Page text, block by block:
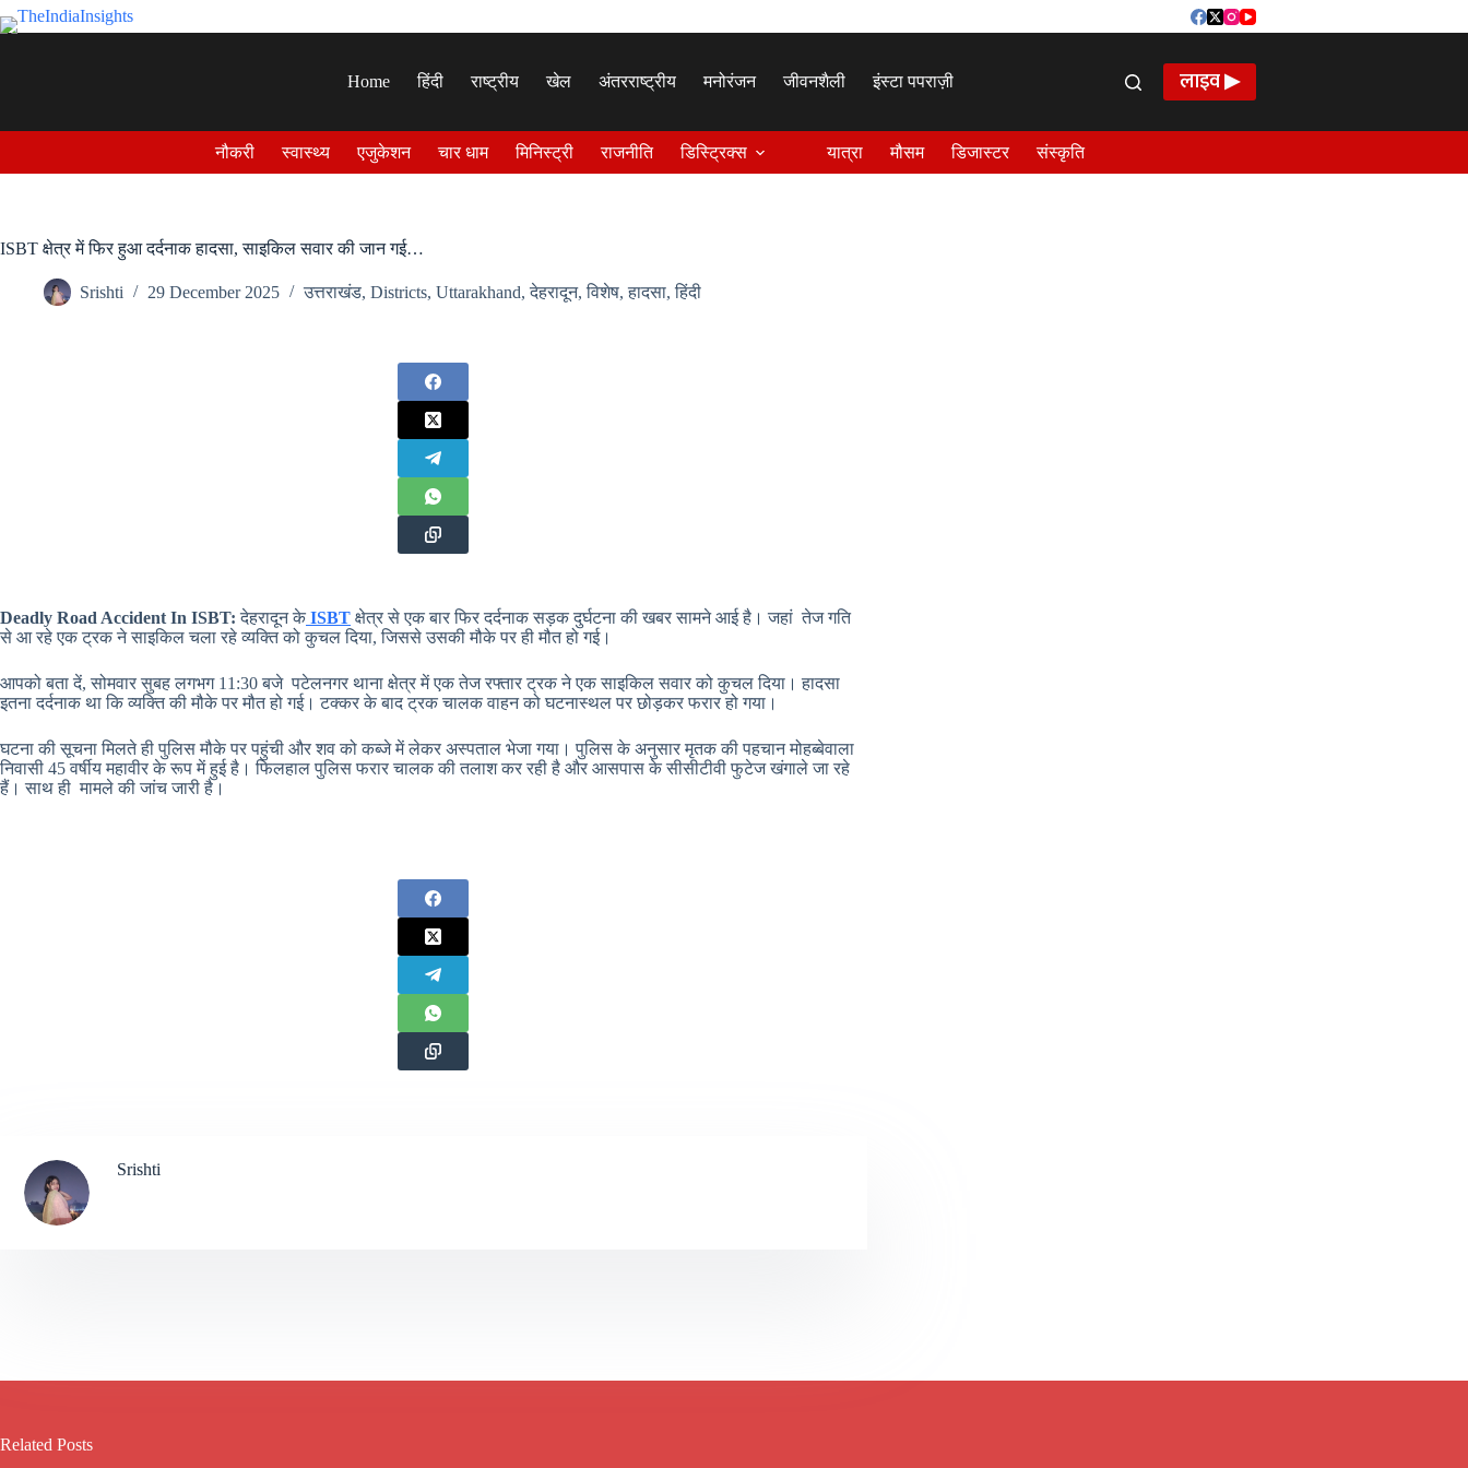
Skip
to
Home
हिंदी राष्ट्रीय खेल अंतरराष्ट्रीय मनोरंजन जीवनशैली इंस्टा पपराज़ी लाइव ▶
नौकरी स्वास्थ्य एजुकेशन चार धाम मिनिस्ट्री राजनीति डिस्ट्रिक्स यात्रा मौसम डिजास्टर संस्कृति
ISBT क्षेत्र में फिर हुआ दर्दनाक हादसा, साइकिल सवार की जान गई…
Srishti 29 December 2025 उत्तराखंड, Districts, Uttarakhand,देहरादून,विशेष,हादसा,हिंदी
Deadly Road Accident In ISBT: देहरादून के ISBT क्षेत्र से एक बार फिर दर्दनाक सड़क दुर्घटना की खबर सामने आई है। जहां तेज गति
से आ रहे एक ट्रक ने साइकिल चला रहे व्यक्ति को कुचल दिया, जिससे उसकी मौके पर ही मौत हो गई।
आपको बता दें, सोमवार सुबह लगभग 11:30 बजे पटेलनगर थाना क्षेत्र में एक तेज रफ्तार ट्रक ने एक साइकिल सवार को कुचल दिया। हादसा
इतना दर्दनाक था कि व्यक्ति की मौके पर मौत हो गई। टक्कर के बाद ट्रक चालक वाहन को घटनास्थल पर छोड़कर फरार हो गया।
घटना की सूचना मिलते ही पुलिस मौके पर पहुंची और शव को कब्जे में लेकर अस्पताल भेजा गया। पुलिस के अनुसार मृतक की पहचान मोहब्बेवाला
निवासी 45 वर्षीय महावीर के रूप में हुई है। फिलहाल पुलिस फरार चालक की तलाश कर रही है और आसपास के सीसीटीवी फुटेज खंगाले जा रहे
हैं। साथ ही मामले की जांच जारी है।
Srishti
Related Posts